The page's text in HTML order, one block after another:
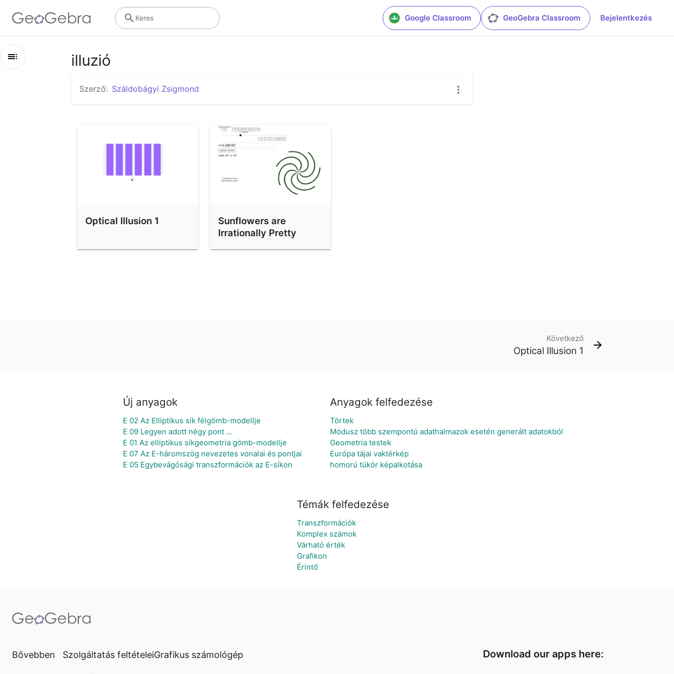
Google Classroom GeoGebra Classroom Bejelentkezés
Keres
illuzió
Szerző: Száldobágyi Zsigmond
Optical Illusion 1
Sunflowers are
Irrationally Pretty
Következő
Optical Illusion 1
Új anyagok
E 02 Az Elliptikus sík félgömb-modellje
E 09 Legyen adott négy pont ...
E 01 Az elliptikus síkgeometria gömb-modellje
E 07 Az E-háromszög nevezetes vonalai és pontjai
E 05 Egybevágósági transzformációk az E-síkon
Anyagok felfedezése
Törtek
Módusz több szempontú adathalmazok esetén generált adatokból
Geometria testek
Európa tájai vaktérkép
homorú tükör képalkotása
Témák felfedezése
Transzformációk
Komplex számok
Várható érték
Grafikon
Érintő
Bővebben Szolgáltatás feltételeiGrafikus számológép Download our apps here: